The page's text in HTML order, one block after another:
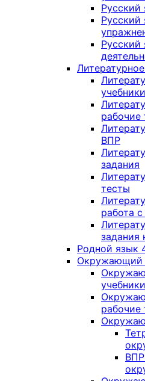
Русский
Русский
Русский
учебники
рабочие
ВПР
задания
тесты
работа
задания
Родной язык
Окружающий
учебники
рабочие
ВПР